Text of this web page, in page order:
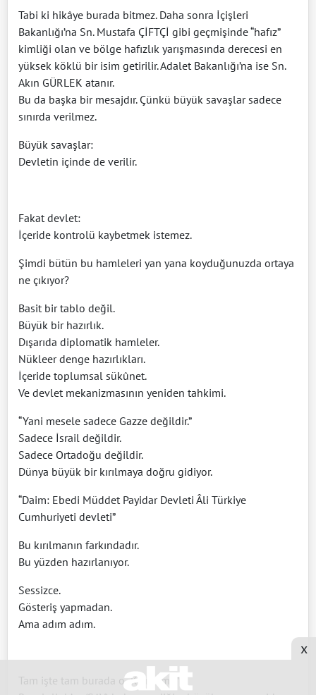
Tabi ki hikâye burada bitmez. Daha sonra İçişleri
Bakanlığı’na Sn. Mustafa ÇİFTÇİ gibi geçmişinde “hafız”
kimliği olan ve bölge hafızlık yarışmasında derecesi en
yüksek köklü bir isim getirilir. Adalet Bakanlığı’na ise Sn.
Akın GÜRLEK atanır.
Bu da başka bir mesajdır. Çünkü büyük savaşlar sadece
sınırda verilmez.
Büyük savaşlar:
Devletin içinde de verilir.
Fakat devlet:
İçeride kontrolü kaybetmek istemez.
Şimdi bütün bu hamleleri yan yana koyduğunuzda ortaya
ne çıkıyor?
Basit bir tablo değil.
Büyük bir hazırlık.
Dışarıda diplomatik hamleler.
Nükleer denge hazırlıkları.
İçeride toplumsal sükûnet.
Ve devlet mekanizmasının yeniden tahkimi.
“Yani mesele sadece Gazze değildir.”
Sadece İsrail değildir.
Sadece Ortadoğu değildir.
Dünya büyük bir kırılmaya doğru gidiyor.
“Daim: Ebedi Müddet Payidar Devleti Âli Türkiye
Cumhuriyeti devleti”
Bu kırılmanın farkındadır.
Bu yüzden hazırlanıyor.
Sessizce.
Gösteriş yapmadan.
Ama adım adım.
Tam işte tam burada o “Kızılelma”
x